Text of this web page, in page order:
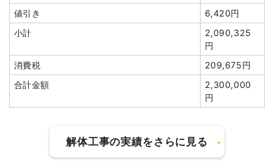
養生費
67,200円
ブロック塀撤去
25,000円
20,000円
植木・植栽撤去
75,000円
庭石撤去
35,000円
残土撤去
20m³ 5,200円
104,000円
19,102円
建物の種類/構造 鉄骨造住宅2階建て
建物解体費用 300万円
値引き
6,420円
小計
2,090,325
円
消費税
209,675円
合計金額
2,300,000
円
解体工事の実績をさらに見る